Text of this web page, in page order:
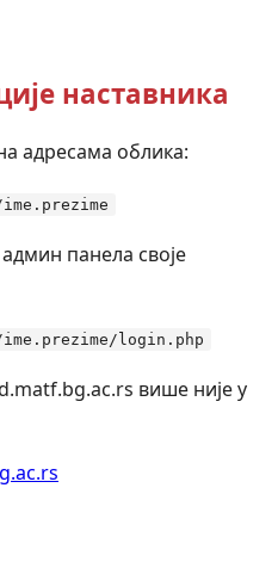
наставника
адресама облика:
панела своје
login.php
више није у